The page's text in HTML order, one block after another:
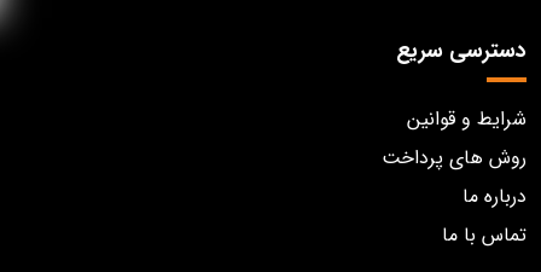
دسترسی سریع
شرایط و قوانین
روش های پرداخت
درباره ما
تماس با ما